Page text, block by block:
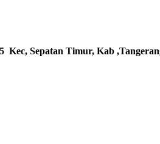
Kec, Sepatan Timur, Kab